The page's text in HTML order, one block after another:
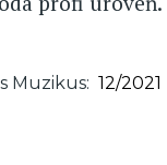
Muzikus 12/2021